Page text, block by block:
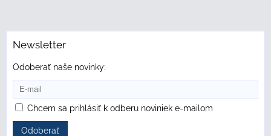
Newsletter
Odoberať naše novinky:
Chcem sa prihlásiť k odberu noviniek e-mailom
Odoberať